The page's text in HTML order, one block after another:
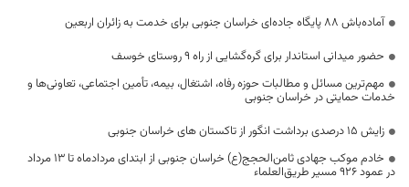
آماده‌باش ۸۸ پایگاه جاده‌ای خراسان جنوبی برای خدمت به زائران اربعین
حضور میدانی استاندار برای گره‌گشایی از راه ۹ روستای خوسف
مهم‌ترین مسائل و مطالبات حوزه رفاه، اشتغال، بیمه، تأمین اجتماعی، تعاونی‌ها و
خدمات حمایتی در خراسان جنوبی
زایش ۱۵ درصدی برداشت انگور از تاکستان های خراسان جنوبی
خادم موکب جهادی ثامن‌الحجج(ع) خراسان جنوبی از ابتدای مردادماه تا ۱۳ مرداد
در عمود ۹۲۶ مسیر طریق‌العلماء